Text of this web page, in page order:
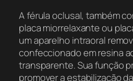
A férula oclusal, também
placa miorrelaxante ou
um aparelho intraoral
confeccionado em resina
transparente. Sua função
promover a estabilização